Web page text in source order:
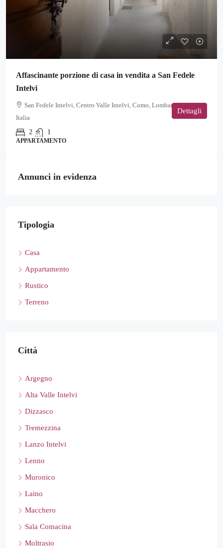
Affascinante porzione di casa in vendita a San Fedele
Intelvi
San Fedele Intelvi, Centro Valle Intelvi, Como, Lombardia, 22023,
Italia
2
1
APPARTAMENTO
Dettagli
Annunci in evidenza
Tipologia
Casa
Appartamento
Rustico
Terreno
Città
Argegno
Alta Valle Intelvi
Dizzasco
Tremezzina
Lanzo Intelvi
Lenno
Muronico
Laino
Macchero
Sala Comacina
Moltrasio